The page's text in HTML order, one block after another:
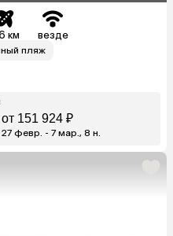
км везде
пляж
от 151 924 ₽
27 февр. - 7 мар., 8 н.